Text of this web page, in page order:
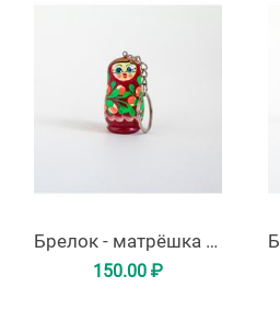
Брелок - матрёшка красная
150.00 ₽